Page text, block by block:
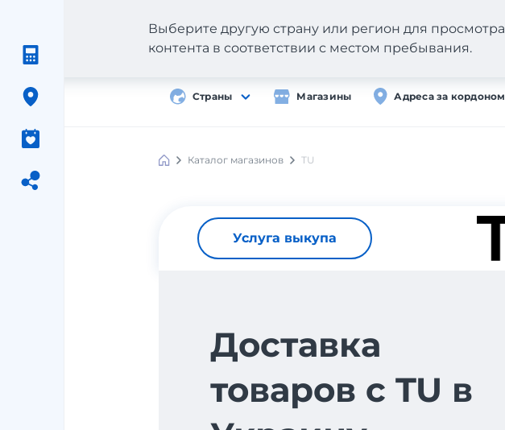
Страны Магазины Адреса за кордоном
Выберите другую страну или регион для просмотра
контента в соответствии с местом пребывания.
Каталог магазинов TU
Услуга выкупа
Доставка
товаров с TU в